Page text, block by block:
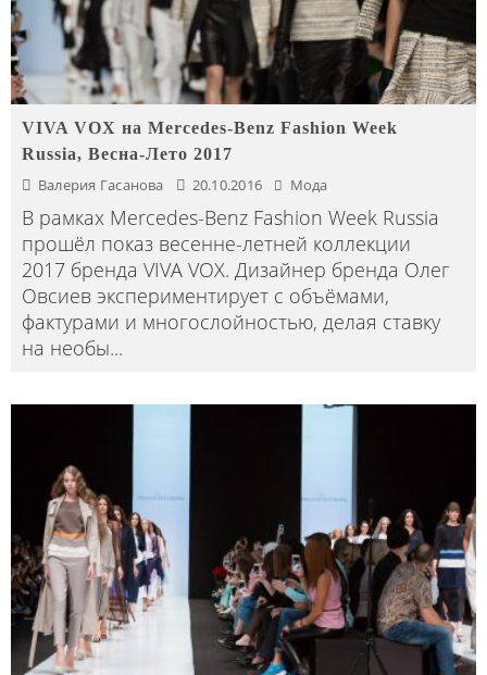
VIVA VOX на Mercedes-Benz Fashion Week
Russia, Весна-Лето 2017
Валерия Гасанова 20.10.2016 Мода
В рамках Mercedes-Benz Fashion Week Russia
прошёл показ весенне-летней коллекции
2017 бренда VIVA VOX. Дизайнер бренда Олег
Овсиев экспериментирует с объёмами,
фактурами и многослойностью, делая ставку
на необы...